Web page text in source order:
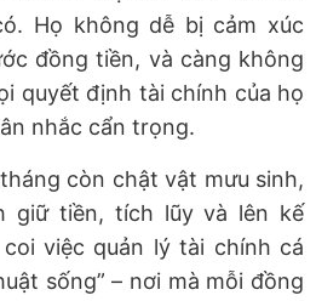
Họ không dễ bị cảm xúc
đồng tiền, và càng không
quyết định tài chính của họ
nhắc cẩn trọng.
còn chật vật mưu sinh,
giữ tiền, tích lũy và lên kế
việc quản lý tài chính cá
sống” – nơi mà mỗi đồng